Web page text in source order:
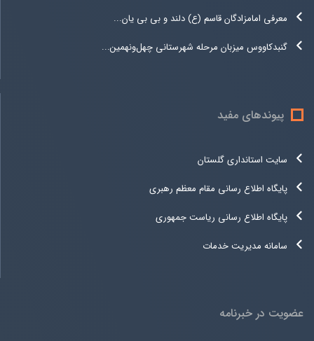
معرفی امامزادگان قاسم (ع) دلند و بی بی یان...
گنبدکاووس میزبان مرحله شهرستانی چهل‌ونهمین...
پیوندهای مفید
سایت استانداری گلستان
پایگاه اطلاع رسانی مقام معظم رهبری
پایگاه اطلاع رسانی ریاست جمهوری
سامانه مدیریت خدمات
عضویت در خبرنامه